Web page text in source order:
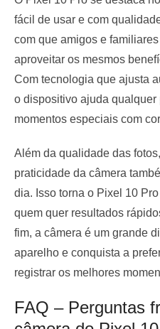
fácil de usar e com
com que amigos e
aproveitar os mesmos
Com tecnologia que ajusta
o dispositivo ajuda qualquer
momentos especiais com
Além da qualidade das
praticidade da câmera
dia. Isso torna o Pixel 10
quem quer resultados
fim, a câmera é um grande
aparelho e conquista a
registrar os melhores
FAQ – Perguntas